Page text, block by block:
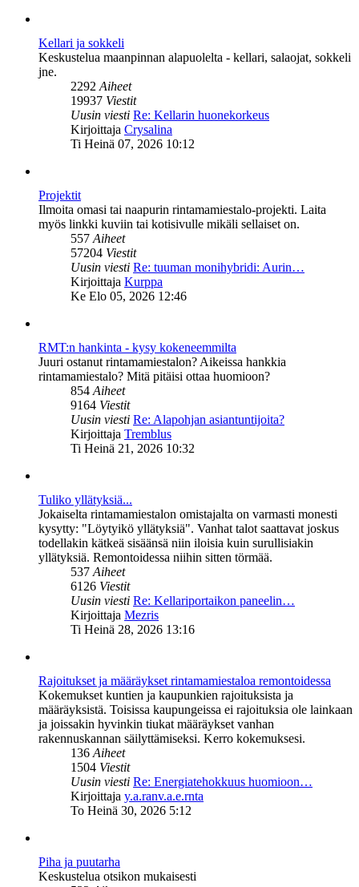
Kellari ja sokkeli
Keskustelua maanpinnan alapuolelta - kellari, salaojat, sokkeli
jne.
2292Aiheet
19937 Viestit
Uusin viesti Re: Kellarin huonekorkeus
Kirjoittaja Crysalina
uusin
Ti Heinä 07, 2026 10:12
Projektit
Ilmoita omasi tai naapurin rintamamiestalo-projekti. Laita
myös linkki kuviin tai kotisivulle mikäli sellaiset on.
557Aiheet
57204 Viestit
Uusin viesti Re: tuuman monihybridi: Aurin…
Kirjoittaja Kurppa
uusin
Ke Elo 05, 2026 12:46
RMT:n hankinta - kysy kokeneemmilta
Juuri ostanut rintamamiestalon? Aikeissa hankkia
rintamamiestalo? Mitä pitäisi ottaa huomioon?
854Aiheet
9164 Viestit
Uusin viesti Re: Alapohjan asiantuntijoita?
Kirjoittaja TremblusNäytä
uusin
Ti Heinä 21, 2026 10:32
Tuliko yllätyksiä...
Jokaiselta rintamamiestalon omistajalta on varmasti monesti
kysytty: "Löytyikö yllätyksiä". Vanhat talot saattavat joskus
todellakin kätkeä sisäänsä niin iloisia kuin surullisiakin
yllätyksiä. Remontoidessa niihin sitten törmää.
537Aiheet
6126 Viestit
Uusin viesti Re: Kellariportaikon paneelin…
Kirjoittaja MezrisNäytä
uusin
Ti Heinä 28, 2026 13:16
Rajoitukset ja määräykset rintamamiestaloa remontoidessa
Kokemukset kuntien ja kaupunkien rajoituksista ja
määräyksistä. Toisissa kaupungeissa ei rajoituksia ole lainkaan
ja joissakin hyvinkin tiukat määräykset vanhan
rakennuskannan säilyttämiseksi. Kerro kokemuksesi.
136Aiheet
1504 Viestit
Uusin viesti Re: Energiatehokkuus huomioon…
Kirjoittaja y.a.ranv.a.e.rnta
To Heinä 30, 2026 5:12
Piha ja puutarha
Keskustelua otsikon mukaisesti